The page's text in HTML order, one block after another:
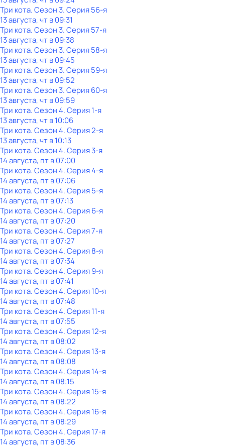
Три кота. Сезон 3. Серия 56-я
13 августа, чт в 09:31
Три кота. Сезон 3. Серия 57-я
13 августа, чт в 09:38
Три кота. Сезон 3. Серия 58-я
13 августа, чт в 09:45
Три кота. Сезон 3. Серия 59-я
13 августа, чт в 09:52
Три кота. Сезон 3. Серия 60-я
13 августа, чт в 09:59
Три кота. Сезон 4. Серия 1-я
13 августа, чт в 10:06
Три кота. Сезон 4. Серия 2-я
13 августа, чт в 10:13
Три кота. Сезон 4. Серия 3-я
14 августа, пт в 07:00
Три кота. Сезон 4. Серия 4-я
14 августа, пт в 07:06
Три кота. Сезон 4. Серия 5-я
14 августа, пт в 07:13
Три кота. Сезон 4. Серия 6-я
14 августа, пт в 07:20
Три кота. Сезон 4. Серия 7-я
14 августа, пт в 07:27
Три кота. Сезон 4. Серия 8-я
14 августа, пт в 07:34
Три кота. Сезон 4. Серия 9-я
14 августа, пт в 07:41
Три кота. Сезон 4. Серия 10-я
14 августа, пт в 07:48
Три кота. Сезон 4. Серия 11-я
14 августа, пт в 07:55
Три кота. Сезон 4. Серия 12-я
14 августа, пт в 08:02
Три кота. Сезон 4. Серия 13-я
14 августа, пт в 08:08
Три кота. Сезон 4. Серия 14-я
14 августа, пт в 08:15
Три кота. Сезон 4. Серия 15-я
14 августа, пт в 08:22
Три кота. Сезон 4. Серия 16-я
14 августа, пт в 08:29
Три кота. Сезон 4. Серия 17-я
14 августа, пт в 08:36